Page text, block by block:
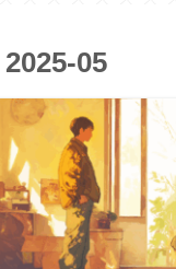
2025-05